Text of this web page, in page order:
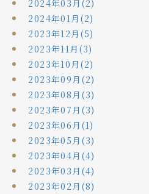
2024年03月(2)
2024年01月(2)
2023年12月(5)
2023年11月(3)
2023年10月(2)
2023年09月(2)
2023年08月(3)
2023年07月(3)
2023年06月(1)
2023年05月(3)
2023年04月(4)
2023年03月(4)
2023年02月(8)